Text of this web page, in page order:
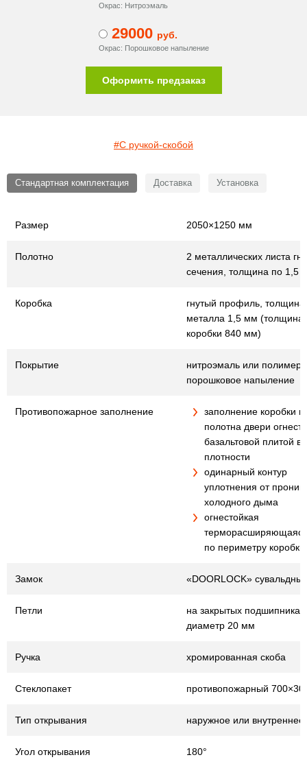
Окрас: Нитроэмаль
29000 руб.
Окрас: Порошковое напыление
Оформить предзаказ
#С ручкой-скобой
Стандартная комплектация Доставка Установка
Размер 2050×1250 мм
Полотно
2 металлических листа
сечения, толщина по 1,5
Коробка
гнутый профиль, толщина
металла 1,5 мм (толщина
коробки 840 мм)
Покрытие
нитроэмаль или
порошковое напыление
Противопожарное заполнение
заполнение коробки и
полотна двери
базальтовой плитой
плотности
одинарный контур
уплотнения от
холодного дыма
огнестойкая
по периметру коробки
Замок «DOORLOCK»
Петли
на закрытых подшипниках,
диаметр 20 мм
Ручка хромированная скоба
Стеклопакет противопожарный
Тип открывания наружное или внутреннее
Угол открывания 180°